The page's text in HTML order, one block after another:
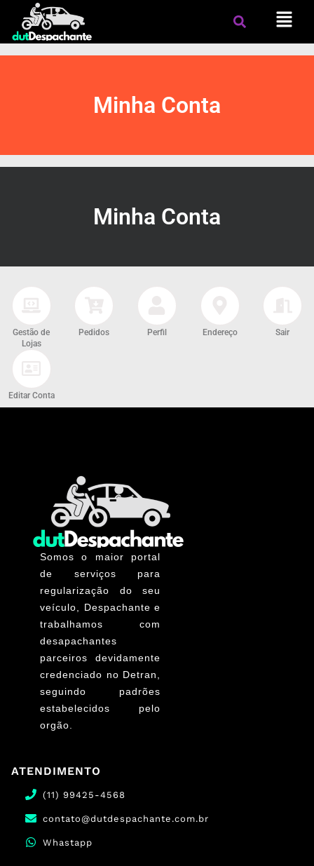
Minha Conta
Minha Conta
Gestão de
Lojas
Editar Conta
Pedidos Perfil Endereço Sair
Somos o maior portal
de serviços para
regularização do seu
veículo, Despachante e
trabalhamos com
desapachantes
parceiros devidamente
credenciado no Detran,
seguindo padrões
estabelecidos pelo
orgão.
ATENDIMENTO
(11) 99425-4568
contato@dutdespachante.com.br
Whastapp